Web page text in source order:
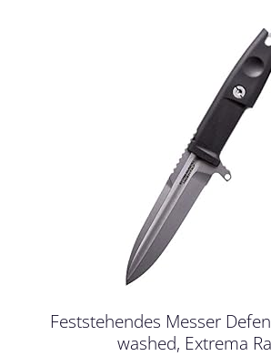
Feststehendes Messer
washed, Extrema